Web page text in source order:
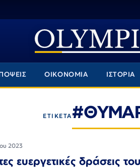
ΟΙΚΟΝΟΜΙΑ ΙΣΤΟΡΙΑ
ΕΤΙΚΕΤΑ
2023
ευεργετικές δράσεις